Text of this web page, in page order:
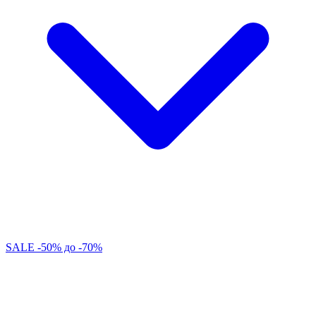
SALE -50% до -70%